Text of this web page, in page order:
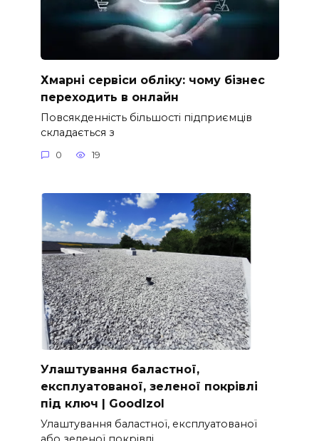
Хмарні сервіси обліку: чому бізнес
переходить в онлайн
Повсякденність більшості підприємців
складається з
0 19
Улаштування баластної,
експлуатованої, зеленої покрівлі
під ключ | GoodIzol
Улаштування баластної, експлуатованої